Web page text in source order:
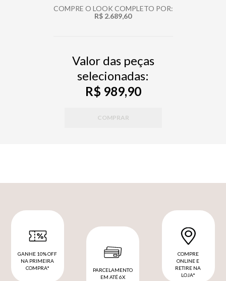
COMPRE O LOOK COMPLETO POR:
R$ 2.689,60
Valor das peças
selecionadas:
R$ 989,90
COMPRAR
GANHE 10% OFF
NA PRIMEIRA
COMPRA*
PARCELAMENTO
EM ATÉ 6X
COMPRE
ONLINE E
RETIRE NA
LOJA*